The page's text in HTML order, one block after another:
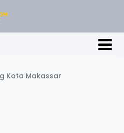
Kota Makassar